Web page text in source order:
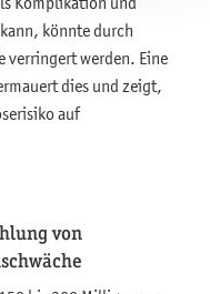
könnte durch
verringert werden. Eine
dies und zeigt,
auf
von